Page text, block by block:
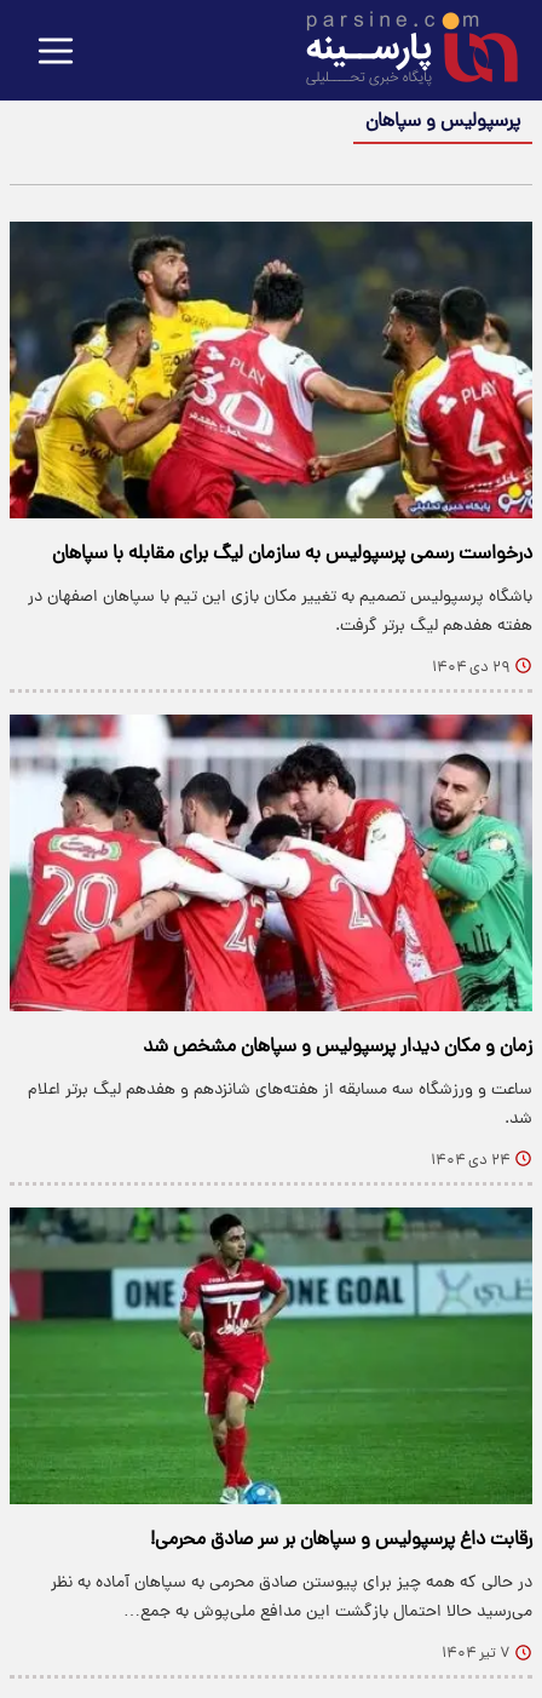
پرسپولیس و سپاهان
درخواست رسمی پرسپولیس به سازمان لیگ برای مقابله با سپاهان
باشگاه پرسپولیس تصمیم به تغییر مکان بازی این تیم با سپاهان اصفهان در
هفته هفدهم لیگ برتر گرفت.
۲۹ دی ۱۴۰۴
زمان و مکان دیدار پرسپولیس و سپاهان مشخص شد
ساعت و ورزشگاه سه مسابقه از هفته‌های شانزدهم و هفدهم لیگ برتر اعلام
شد.
۲۴ دی ۱۴۰۴
رقابت داغ پرسپولیس و سپاهان بر سر صادق محرمی!
در حالی که همه چیز برای پیوستن صادق محرمی به سپاهان آماده به نظر
می‌رسید حالا احتمال بازگشت این مدافع ملی‌پوش به جمع…
۷ تیر ۱۴۰۴